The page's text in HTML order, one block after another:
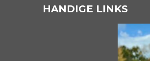
HANDIGE LINKS